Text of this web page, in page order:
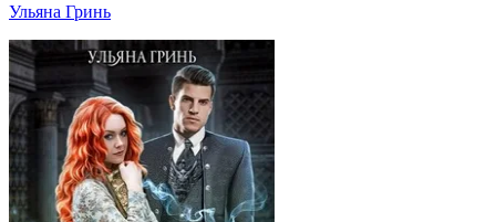
Ульяна Гринь